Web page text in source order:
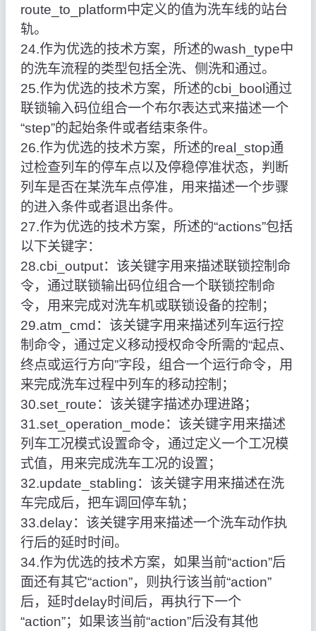
route_to_platform中定义的值为洗车线的站台
轨。
24.作为优选的技术方案，所述的wash_type中
的洗车流程的类型包括全洗、侧洗和通过。
25.作为优选的技术方案，所述的cbi_bool通过
联锁输入码位组合一个布尔表达式来描述一个
“step”的起始条件或者结束条件。
26.作为优选的技术方案，所述的real_stop通
过检查列车的停车点以及停稳停准状态，判断
列车是否在某洗车点停准，用来描述一个步骤
的进入条件或者退出条件。
27.作为优选的技术方案，所述的“actions”包括
以下关键字：
28.cbi_output：该关键字用来描述联锁控制命
令，通过联锁输出码位组合一个联锁控制命
令，用来完成对洗车机或联锁设备的控制；
29.atm_cmd：该关键字用来描述列车运行控
制命令，通过定义移动授权命令所需的“起点、
终点或运行方向”字段，组合一个运行命令，用
来完成洗车过程中列车的移动控制；
30.set_route：该关键字描述办理进路；
31.set_operation_mode：该关键字用来描述
列车工况模式设置命令，通过定义一个工况模
式值，用来完成洗车工况的设置；
32.update_stabling：该关键字用来描述在洗
车完成后，把车调回停车轨；
33.delay：该关键字用来描述一个洗车动作执
行后的延时时间。
34.作为优选的技术方案，如果当前“action”后
面还有其它“action”，则执行该当前“action”
后，延时delay时间后，再执行下一个
“action”；如果该当前“action”后没有其他